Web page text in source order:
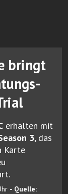
bringt
erhalten mit
3, das
Karte
- Quelle: